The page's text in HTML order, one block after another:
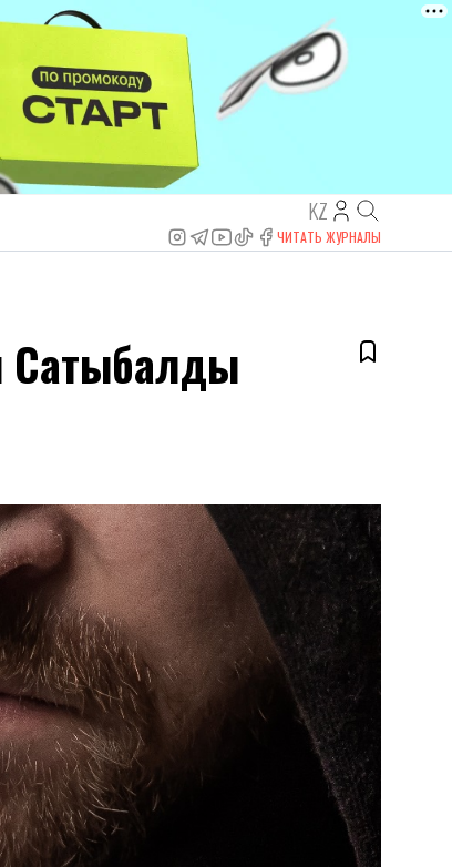
KZ
ЧИТАТЬ ЖУРНАЛЫ
Сатыбалды